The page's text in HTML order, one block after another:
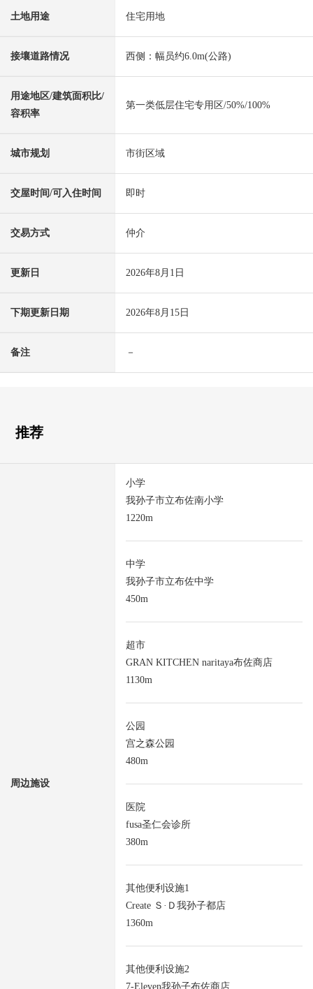
土地用途 住宅用地
接壤道路情况 西侧：幅员约6.0m(公路)
用途地区/建筑面积比/
容积率
第一类低层住宅专用区/50%/100%
城市规划 市街区域
交屋时间/可入住时间 即时
交易方式 仲介
更新日 2026年8月1日
下期更新日期 2026年8月15日
备注 －
推荐
周边施设
小学
我孙子市立布佐南小学
1220m
中学
我孙子市立布佐中学
450m
超市
GRAN KITCHEN naritaya布佐商店
1130m
公园
宫之森公园
480m
医院
fusa圣仁会诊所
380m
其他便利设施1
Create Ｓ·Ｄ我孙子都店
1360m
其他便利设施2
7-Eleven我孙子布佐商店